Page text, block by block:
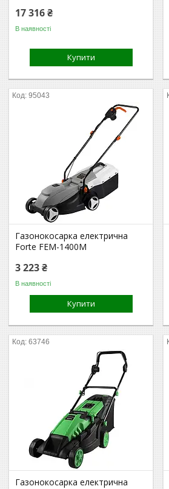
17 316 ₴
В наявності
Купити
95043
Газонокосарка електрична
Forte FEM-1400М
3 223 ₴
В наявності
Купити
63746
Газонокосарка електрична